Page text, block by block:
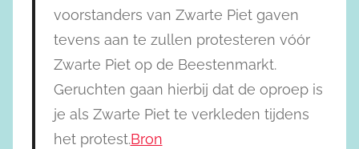
voorstanders van Zwarte Piet gaven
tevens aan te zullen protesteren vóór
Zwarte Piet op de Beestenmarkt.
Geruchten gaan hierbij dat de oproep is
je als Zwarte Piet te verkleden tijdens
het protest.Bron